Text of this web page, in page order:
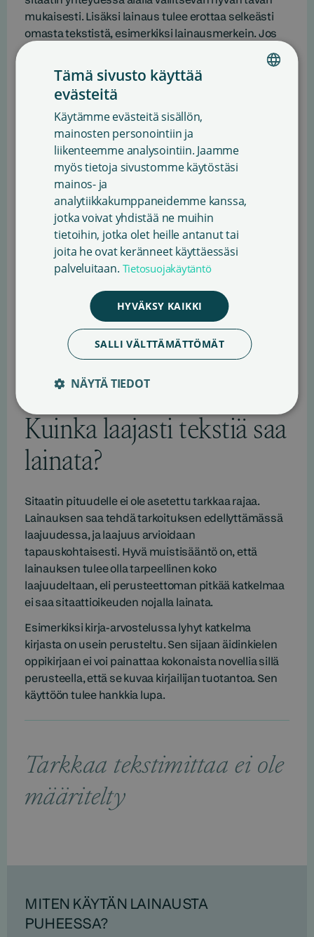
mukaisesti. Lisäksi lainaus tulee erottaa selkeästi
omasta tekstistä, esimerkiksi lainausmerkein. Jos
huolehdittava, että lainausta ei sekoiteta puhujan
omaan esitykseen.
Kirjailijan ja kääntäjän
nimi on mainittava
sitaatin yhteydessä
Kuinka laajasti tekstiä saa
lainata?
Sitaatin pituudelle ei ole asetettu tarkkaa rajaa.
Lainauksen saa tehdä tarkoituksen edellyttämässä
laajuudessa, ja laajuus arvioidaan
tapauskohtaisesti. Hyvä muistisääntö on, että
lainauksen tulee olla tarpeellinen koko
laajuudeltaan, eli perusteettoman pitkää katkelmaa
ei saa sitaattioikeuden nojalla lainata.
Esimerkiksi kirja-arvostelussa lyhyt katkelma
kirjasta on usein perusteltu. Sen sijaan äidinkielen
oppikirjaan ei voi painattaa kokonaista novellia sillä
perusteella, että se kuvaa kirjailijan tuotantoa. Sen
käyttöön tulee hankkia lupa.
Tarkkaa tekstimittaa ei ole
määritelty
MITEN KÄYTÄN LAINAUSTA
PUHEESSA?
SWEDISH
Tämä sivusto käyttää
evästeitä
Käytämme evästeitä sisällön,
mainosten personointiin ja
liikenteemme analysointiin. Jaamme
myös tietoja sivustomme käytöstäsi
mainos- ja
analytiikkakumppaneidemme kanssa,
jotka voivat yhdistää ne muihin
tietoihin, jotka olet heille antanut tai
joita he ovat keränneet käyttäessäsi
palveluitaan. Tietosuojakäytäntö
HYVÄKSY KAIKKI
SALLI VÄLTTÄMÄTTÖMÄT
NÄYTÄ TIEDOT